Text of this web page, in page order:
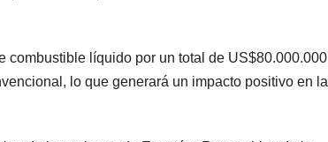
combustible líquido por un total de US$80.000.000
lo que generará un impacto positivo en la